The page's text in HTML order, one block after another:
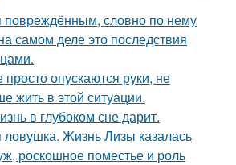
повреждённым, словно по нему
самом деле это последствия
опускаются руки, не
жить в этой ситуации.
в глубоком сне дарит.
ловушка. Жизнь Лизы казалась
роскошное поместье и роль